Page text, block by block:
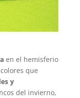
en el hemisferio
que
y
del invierno,